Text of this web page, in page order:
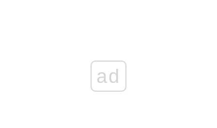
ad